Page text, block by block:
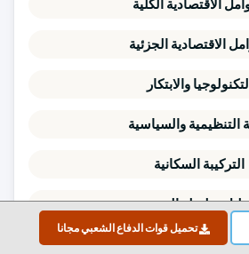
تحميل قوات الدفاع الشعبي مجانا
الاقتصادية الكلية
الاقتصادية الجزئية
والابتكار
التنظيمية والسياسية
التركيبة السكانية
سلسلة القيمة
ديناميكيات السوق